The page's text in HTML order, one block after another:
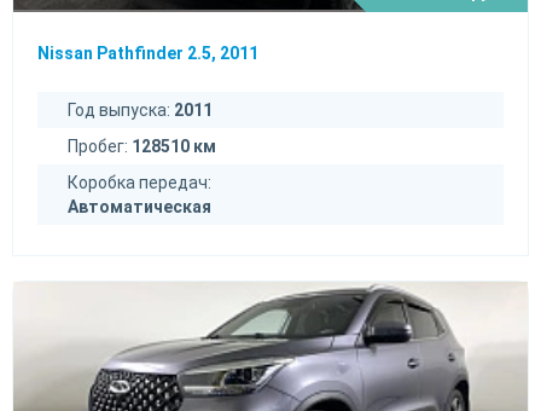
Nissan Pathfinder 2.5, 2011
Год выпуска: 2011
Пробег: 128510 км
Коробка передач:
Автоматическая